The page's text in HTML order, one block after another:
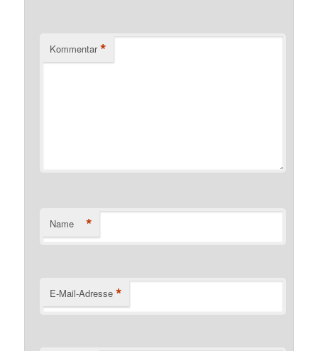
Kommentar *
Name *
E-Mail-Adresse *